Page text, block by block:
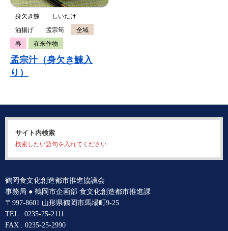
身欠き鰊
しいたけ
油揚げ
孟宗筍
全域
春
在来作物
孟宗汁（身欠き鰊入
り）
サイト内検索
検索したい語句を入れてください
鶴岡食文化創造都市推進協議会
事務局 ● 鶴岡市企画部 食文化創造都市推進課
〒997-8601 山形県鶴岡市馬場町9-25
TEL . 0235-25-2111
FAX . 0235-25-2990